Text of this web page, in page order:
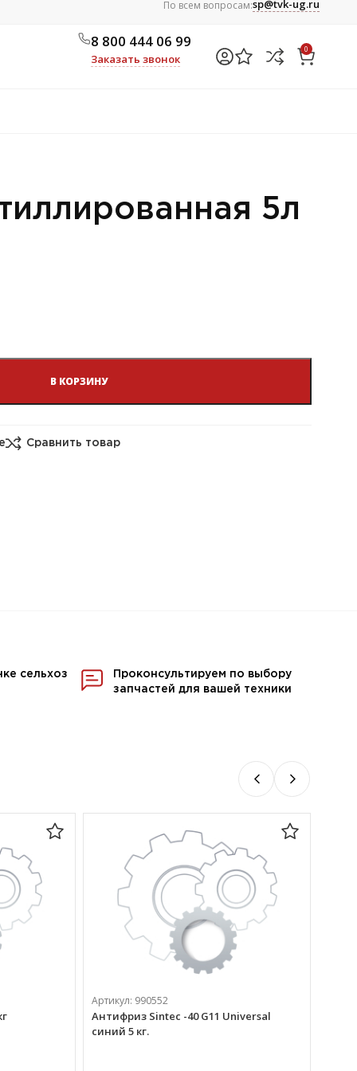
По всем вопросам:sp@tvk-ug.ru
8 800 444 06 99
Заказать звонок
0
5л
В КОРЗИНУ
Сравнить товар
сельхоз
Проконсультируем по выбору
запчастей для вашей техники
Артикул: 990552
Антифриз Sintec -40 G11 Universal
синий 5 кг.